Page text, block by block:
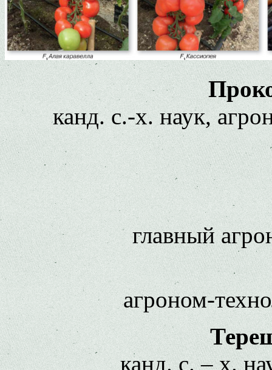
канд. с.-х. наук,
главный
агроном-
канд. с. – х.